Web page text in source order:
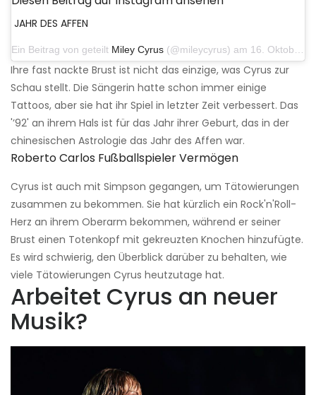
JAHR DES AFFEN
Ein Beitrag von geteilt Miley Cyrus (@mileycyrus) am 16. Oktober 2019 um 19:04 Uhr PDT
Ihre fast nackte Brust ist nicht das einzige, was Cyrus zur
Schau stellt. Die Sängerin hatte schon immer einige
Tattoos, aber sie hat ihr Spiel in letzter Zeit verbessert. Das
'’92' an ihrem Hals ist für das Jahr ihrer Geburt, das in der
chinesischen Astrologie das Jahr des Affen war.
Roberto Carlos Fußballspieler Vermögen
Cyrus ist auch mit Simpson gegangen, um Tätowierungen
zusammen zu bekommen. Sie hat kürzlich ein Rock'n'Roll-
Herz an ihrem Oberarm bekommen, während er seiner
Brust einen Totenkopf mit gekreuzten Knochen hinzufügte.
Es wird schwierig, den Überblick darüber zu behalten, wie
viele Tätowierungen Cyrus heutzutage hat.
Arbeitet Cyrus an neuer
Musik?